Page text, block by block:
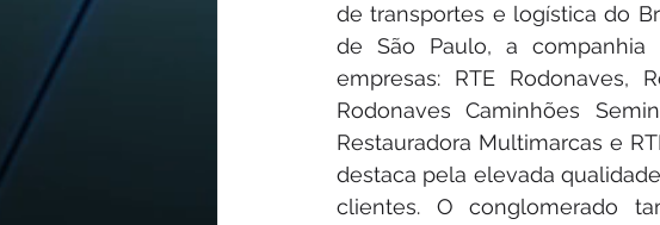
de transportes e logística do
de São Paulo, a
empresas: RTE Rodonaves,
Rodonaves Caminhões
Restauradora Multimarcas e
destaca pela elevada
clientes. O conglomerado